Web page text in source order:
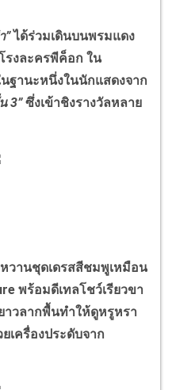
”ได้ร่วมเดินบนพรมแดง
งละครพีค็อก ใน
ฐานะหนึ่งในนักแสดงจาก
3”ซึ่งเข้าชิงรางวัลหลาย
านชุดเดรสสีชมพูเหมือน
พร้อมดีเทลโชว์เรียวขา
าวลากพื้นทำให้ดูหรูหรา
ครื่องประดับจาก